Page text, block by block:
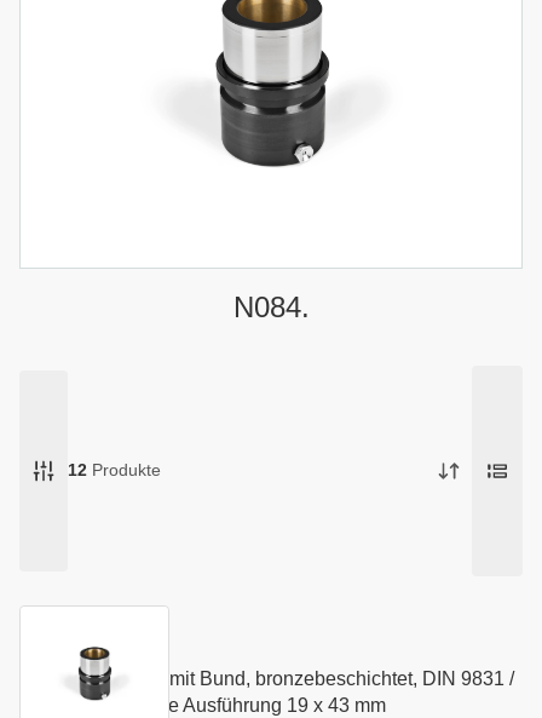
N084.
12 Produkte
Führungsbuchse mit Bund, bronzebeschichtet, DIN 9831 /
ISO 9448 - mittlere Ausführung 19 x 43 mm
Kurzname:N084.19
103410